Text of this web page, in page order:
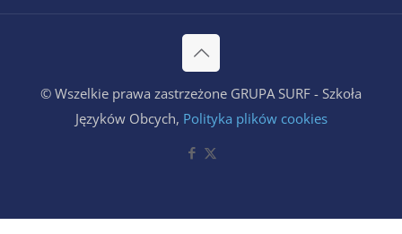
© Wszelkie prawa zastrzeżone GRUPA SURF - Szkoła
Języków Obcych, Polityka plików cookies